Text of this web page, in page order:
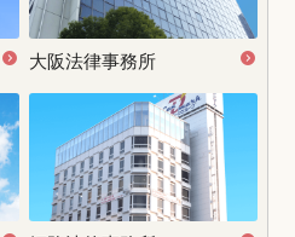
大阪法律事務所